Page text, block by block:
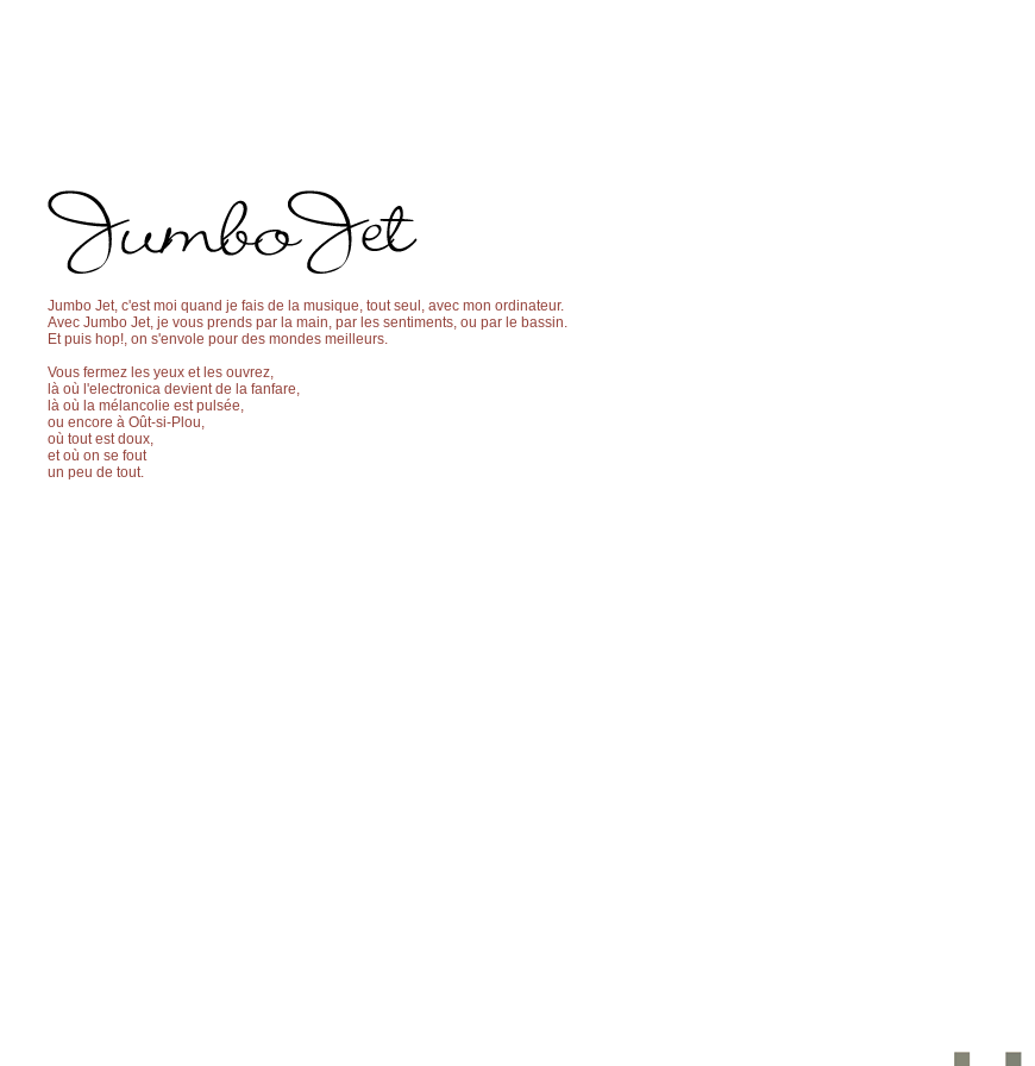
Jumbo Jet, c'est moi quand je fais de la musique, tout seul, avec mon ordinateur.
Avec Jumbo Jet, je vous prends par la main, par les sentiments, ou par le bassin.
Et puis hop!, on s'envole pour des mondes meilleurs.
Vous fermez les yeux et les ouvrez,
là où l'electronica devient de la fanfare,
là où la mélancolie est pulsée,
ou encore à Oût-si-Plou,
où tout est doux,
et où on se fout
un peu de tout.